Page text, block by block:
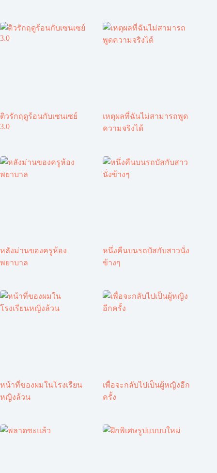
ติวรักฤดูร้อนกับเซนเซย์
3.0
เหตุผลที่ฉันไม่สามารถพูด
ความจริงได้
หลังม่านของครูห้อง
พยาบาล
หนึ่งคืนบนรถบัสกับสาวนั่ง
ข้างๆ
หน้าที่ของผมในโรงเรียน
หญิงล้วน
เพื่อจะกลับไปเป็นผู้หญิงอีก
ครั้ง